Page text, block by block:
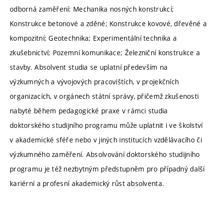
odborná zaměření: Mechanika nosných konstrukcí;
Konstrukce betonové a zděné; Konstrukce kovové, dřevěné a
kompozitní; Geotechnika; Experimentální technika a
zkušebnictví; Pozemní komunikace; Železniční konstrukce a
stavby. Absolvent studia se uplatní především na
výzkumných a vývojových pracovištích, v projekčních
organizacích, v orgánech státní správy, přičemž zkušenosti
nabyté během pedagogické praxe v rámci studia
doktorského studijního programu může uplatnit i ve školství
v akademické sféře nebo v jiných institucích vzdělávacího či
výzkumného zaměření. Absolvování doktorského studijního
programu je též nezbytným předstupněm pro případný další
kariérní a profesní akademický růst absolventa.